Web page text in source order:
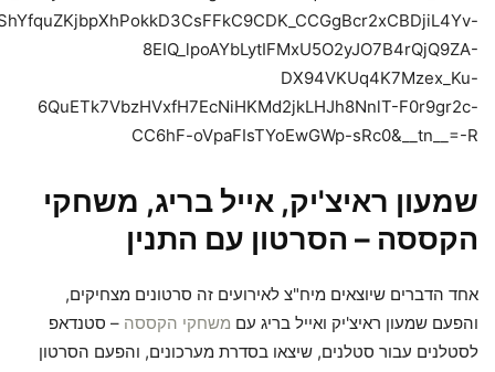
8EIQ_lpoAYbLytIFMxU5O2yJO7B4rQjQ9ZA-
DX94VKUq4K7Mzex_Ku-
6QuETk7VbzHVxfH7EcNiHKMd2jkLHJh8NnlT-F0r9gr2c-
CC6hF-oVpaFIsTYoEwGWp-sRc0&__tn__=-R
שמעון ראיצ'יק, אייל בריג, משחקי
הקססה – הסרטון עם התנין
אחד הדברים שיוצאים מיח"צ לאירועים זה סרטונים מצחיקים,
והפעם שמעון ראיצ'יק ואייל בריג עם משחקי הקססה – סטנדאפ
לסטלנים עבור סטלנים, שיצאו בסדרת מערכונים, והפעם הסרטון